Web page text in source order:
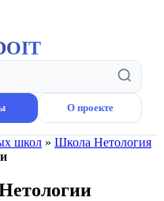
О проекте
школ » Школа Нетология